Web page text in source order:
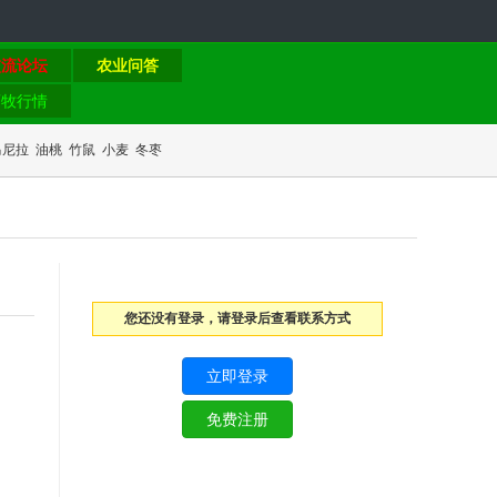
论坛
农业问答
行情
拉 油桃 竹鼠 小麦 冬枣
您还没有登录，请登录后查看联系方式